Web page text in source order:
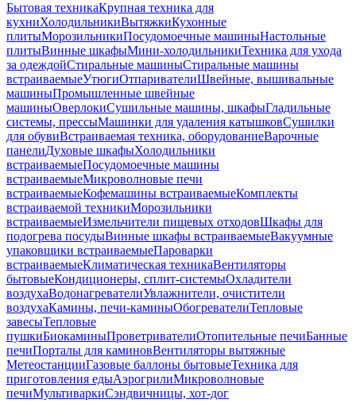
Бытовая техникаКрупная техника для
кухниХолодильникиВытяжкиКухонные
плитыМорозильникиПосудомоечные машиныНастольные
плитыВинные шкафыМини-холодильникиТехника для ухода
за одеждойСтиральные машиныСтиральные машины
встраиваемыеУтюгиОтпаривателиШвейные, вышивальные
машиныПромышленные швейные
машиныОверлокиСушильные машины, шкафыГладильные
системы, прессыМашинки для удаления катышковСушилки
для обувиВстраиваемая техника, оборудованиеВарочные
панелиДуховые шкафыХолодильники
встраиваемыеПосудомоечные машины
встраиваемыеМикроволновые печи
встраиваемыеКофемашины встраиваемыеКомплекты
встраиваемой техникиМорозильники
встраиваемыеИзмельчители пищевых отходовШкафы для
подогрева посудыВинные шкафы встраиваемыеВакуумные
упаковщики встраиваемыеПароварки
встраиваемыеКлиматическая техникаВентиляторы
бытовыеКондиционеры, сплит-системыОхладители
воздухаВодонагревателиУвлажнители, очистители
воздухаКамины, печи-каминыОбогревателиТепловые
завесыТепловые
пушкиБиокаминыПроветривателиОтопительные печиБанные
печиПорталы для каминовВентиляторы вытяжные
МетеостанцииГазовые баллоны бытовыеТехника для
приготовления едыАэрогрилиМикроволновые
печиМультиваркиСэндвичницы, хот-дог